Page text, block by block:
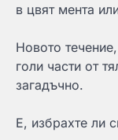
в цвят мента
Новото
голи части от
загадъчно.
Е, избрахте ли